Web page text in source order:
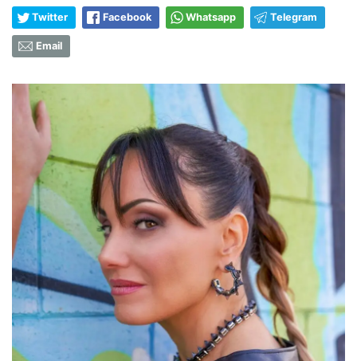
Twitter Facebook Whatsapp Telegram
Email